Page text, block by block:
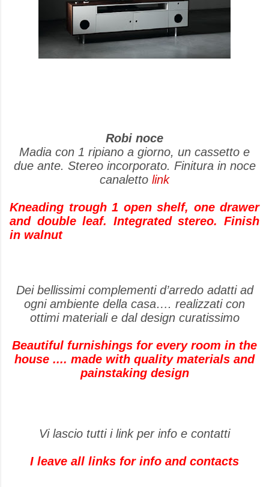
Robi noce
Madia con 1 ripiano a giorno, un cassetto e
due ante. Stereo incorporato. Finitura in noce
canaletto link
Kneading trough 1 open shelf, one drawer
and double leaf. Integrated stereo. Finish
in walnut
Dei bellissimi complementi d’arredo adatti ad
ogni ambiente della casa…. realizzati con
ottimi materiali e dal design curatissimo
Beautiful furnishings for every room in the
house .... made with quality materials and
painstaking design
Vi lascio tutti i link per info e contatti
I leave all links for info and contacts